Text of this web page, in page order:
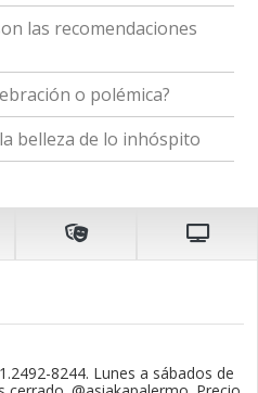
las recomendaciones
o polémica?
belleza de lo inhóspito
8244. Lunes a sábados de